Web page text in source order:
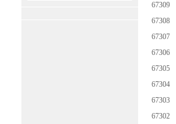
67309
67308
67307
67306
67305
67304
67303
67302